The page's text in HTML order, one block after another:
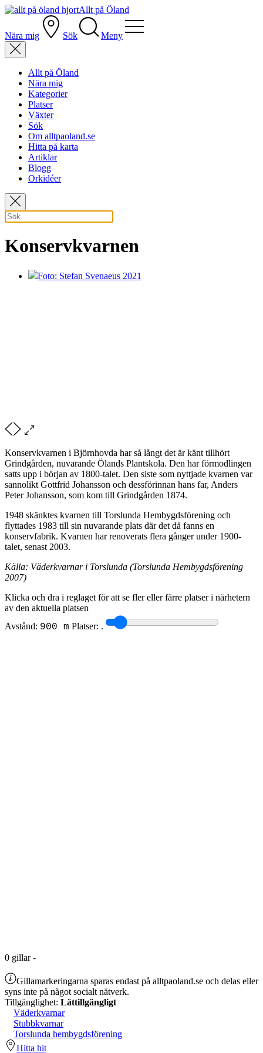
Allt på Öland
Nära mig Sök Meny
Allt på Öland
Nära mig
Kategorier
Platser
Växter
Sök
Om alltpaoland.se
Hitta på karta
Artiklar
Blogg
Orkidéer
Konservkvarnen
Foto: Stefan Svenaeus 2021
Konservkvarnen i Björnhovda har så långt det är känt tillhört
Grindgården, nuvarande Ölands Plantskola. Den har förmodlingen
satts upp i början av 1800-talet. Den siste som nyttjade kvarnen var
sannolikt Gottfrid Johansson och dessförinnan hans far, Anders
Peter Johansson, som kom till Grindgården 1874.
1948 skänktes kvarnen till Torslunda Hembygdsförening och
flyttades 1983 till sin nuvarande plats där det då fanns en
konservfabrik. Kvarnen har renoverats flera gånger under 1900-
talet, senast 2003.
Källa: Väderkvarnar i Torslunda (Torslunda Hembygdsförening
2007)
Klicka och dra i reglaget för att se fler eller färre platser i närhetern
av den aktuella platsen
Avstånd: 900 m Platser: .
0 gillar-
Gillamarkeringarna sparas endast på alltpaoland.se och delas eller
syns inte på något socialt nätverk.
Tillgänglighet: Lättillgängligt
Väderkvarnar
Stubbkvarnar
Torslunda hembygdsförening
Hitta hit